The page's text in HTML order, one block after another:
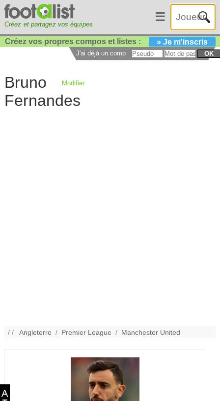
Créez et partagez vos équipes
☰
Créez vos propres compos et listes : » Je m'inscris
J'ai déjà un compte : OK
Bruno
Fernandes
Modifier
/ /Angleterre / Premier League / Manchester United